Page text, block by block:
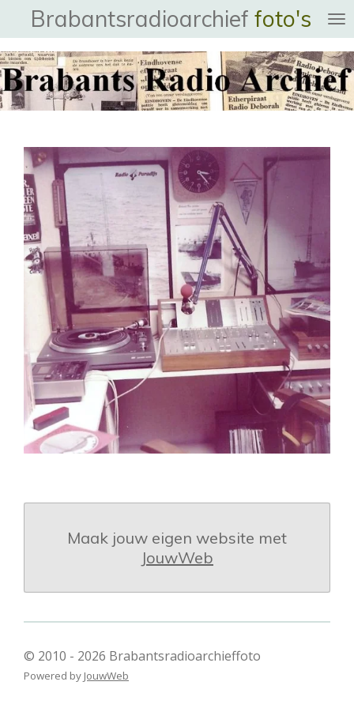
direct
naar
de
hoofdinhoud
Brabantsradioarchief foto's
Maak jouw eigen website met
JouwWeb
© 2010 - 2026 Brabantsradioarchieffoto
Powered by JouwWeb